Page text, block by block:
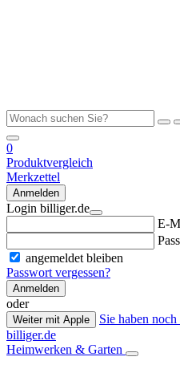
0
Produktvergleich
Merkzettel
Anmelden
Login billiger.de
E-
angemeldet bleiben
Passwort vergessen?
Anmelden
oder
Weiter mit Apple
Sie haben
billiger.de
Heimwerken & Garten